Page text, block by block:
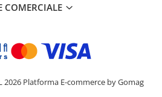
COMERCIALE
2026 Platforma E-commerce by Gomag